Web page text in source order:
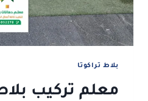
بلاط تراكوتا
معلم تركيب